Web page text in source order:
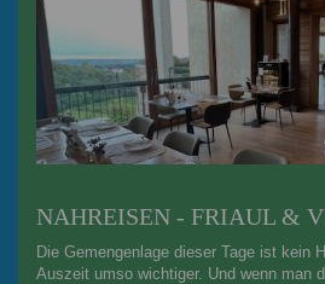
NAHREISEN - FRIAUL &
Die Gemengenlage dieser Tage ist kein
Auszeit umso wichtiger. Und wenn man